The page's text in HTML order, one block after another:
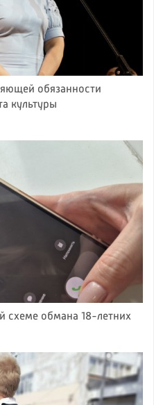
обязанности
культуры
схеме обмана 18-летних